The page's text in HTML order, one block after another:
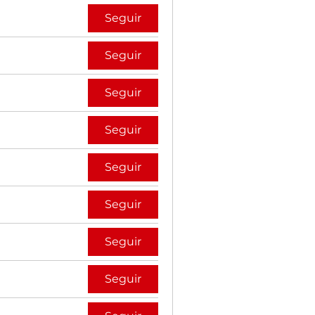
Seguir
Seguir
Seguir
Seguir
Seguir
Seguir
Seguir
Seguir